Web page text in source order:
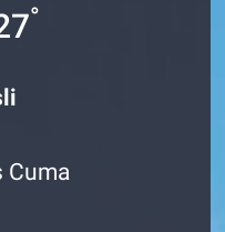
°
Cuma